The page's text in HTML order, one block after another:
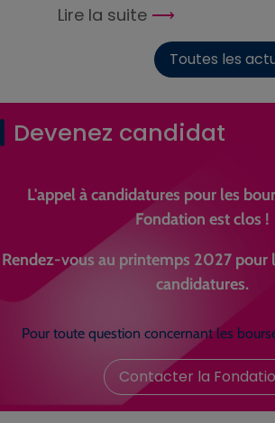
Lire la suite
Toutes les
Devenez candidat
L'appel à candidatures pour les
Fondation est clos !
Rendez-vous au printemps 2027 pour
candidatures.
Pour toute question concernant les
Contacter la